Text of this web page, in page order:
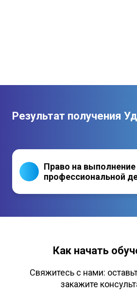
Результат получения
Право на выполнение
профессиональной
Как начать
Свяжитесь с нами:
закажите